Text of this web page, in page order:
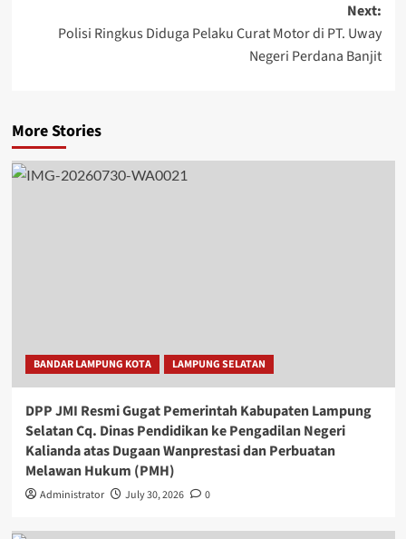
Next:
Polisi Ringkus Diduga Pelaku Curat Motor di PT. Uway
Negeri Perdana Banjit
More Stories
BANDAR LAMPUNG KOTA LAMPUNG SELATAN
DPP JMI Resmi Gugat Pemerintah Kabupaten Lampung
Selatan Cq. Dinas Pendidikan ke Pengadilan Negeri
Kalianda atas Dugaan Wanprestasi dan Perbuatan
Melawan Hukum (PMH)
Administrator July 30, 2026 0